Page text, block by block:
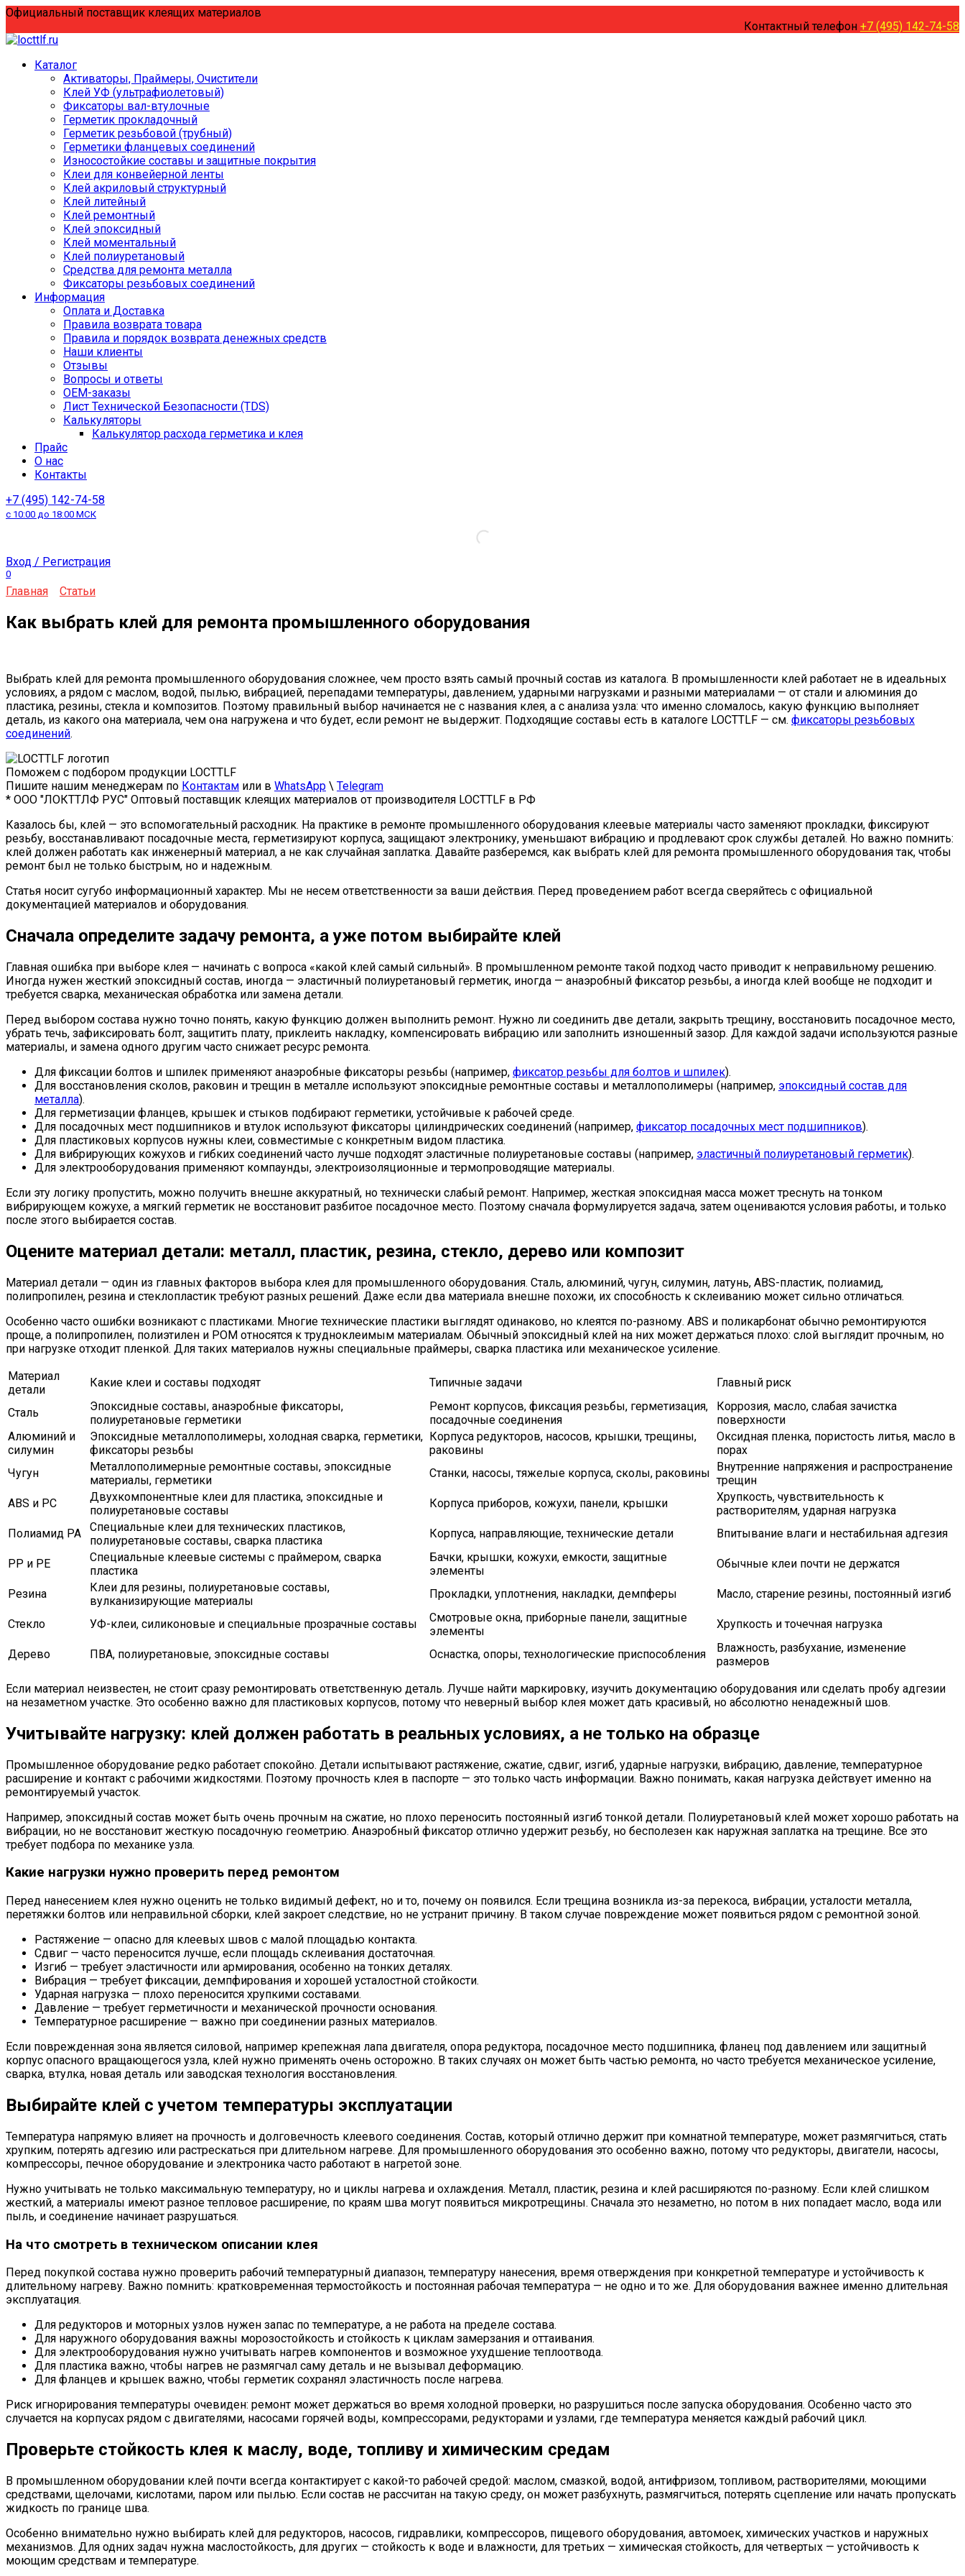
Перейти
содержанию
Официальный поставщик клеящих материалов
Контактный телефон +7 (495) 142-74-58
Каталог
Активаторы, Праймеры, Очистители
Клей УФ (ультрафиолетовый)
Фиксаторы вал-втулочные
Герметик прокладочный
Герметик резьбовой (трубный)
Герметики фланцевых соединений
Износостойкие составы и защитные покрытия
Клеи для конвейерной ленты
Клей акриловый структурный
Клей литейный
Клей ремонтный
Клей эпоксидный
Клей моментальный
Клей полиуретановый
Средства для ремонта металла
Фиксаторы резьбовых соединений
Информация
Оплата и Доставка
Правила возврата товара
Правила и порядок возврата денежных средств
Наши клиенты
Отзывы
Вопросы и ответы
OEM-заказы
Лист Технической Безопасности (TDS)
Калькуляторы
Калькулятор расхода герметика и клея
Прайс
О нас
Контакты
+7 (495) 142-74-58
с 10:00 до 18:00 МСК
Вход / Регистрация
0
Главная Статьи
Как выбрать клей для ремонта промышленного оборудования
Выбрать клей для ремонта промышленного оборудования сложнее, чем просто взять самый прочный состав из каталога. В промышленности клей работает не в идеальных
условиях, а рядом с маслом, водой, пылью, вибрацией, перепадами температуры, давлением, ударными нагрузками и разными материалами — от стали и алюминия до
пластика, резины, стекла и композитов. Поэтому правильный выбор начинается не с названия клея, а с анализа узла: что именно сломалось, какую функцию выполняет
деталь, из какого она материала, чем она нагружена и что будет, если ремонт не выдержит. Подходящие составы есть в каталоге LOCTTLF — см. фиксаторы резьбовых
соединений.
Поможем с подбором продукции LOCTTLF
Пишите нашим менеджерам по Контактам или в WhatsApp \ Telegram
* ООО "ЛОКТТЛФ РУС" Оптовый поставщик клеящих материалов от производителя LOCTTLF в РФ
Казалось бы, клей — это вспомогательный расходник. На практике в ремонте промышленного оборудования клеевые материалы часто заменяют прокладки, фиксируют
резьбу, восстанавливают посадочные места, герметизируют корпуса, защищают электронику, уменьшают вибрацию и продлевают срок службы деталей. Но важно помнить:
клей должен работать как инженерный материал, а не как случайная заплатка. Давайте разберемся, как выбрать клей для ремонта промышленного оборудования так, чтобы
ремонт был не только быстрым, но и надежным.
Статья носит сугубо информационный характер. Мы не несем ответственности за ваши действия. Перед проведением работ всегда сверяйтесь с официальной
документацией материалов и оборудования.
Сначала определите задачу ремонта, а уже потом выбирайте клей
Главная ошибка при выборе клея — начинать с вопроса «какой клей самый сильный». В промышленном ремонте такой подход часто приводит к неправильному решению.
Иногда нужен жесткий эпоксидный состав, иногда — эластичный полиуретановый герметик, иногда — анаэробный фиксатор резьбы, а иногда клей вообще не подходит и
требуется сварка, механическая обработка или замена детали.
Перед выбором состава нужно точно понять, какую функцию должен выполнить ремонт. Нужно ли соединить две детали, закрыть трещину, восстановить посадочное место,
убрать течь, зафиксировать болт, защитить плату, приклеить накладку, компенсировать вибрацию или заполнить изношенный зазор. Для каждой задачи используются разные
материалы, и замена одного другим часто снижает ресурс ремонта.
Для фиксации болтов и шпилек применяют анаэробные фиксаторы резьбы (например, фиксатор резьбы для болтов и шпилек).
Для восстановления сколов, раковин и трещин в металле используют эпоксидные ремонтные составы и металлополимеры (например, эпоксидный состав для
металла).
Для герметизации фланцев, крышек и стыков подбирают герметики, устойчивые к рабочей среде.
Для посадочных мест подшипников и втулок используют фиксаторы цилиндрических соединений (например, фиксатор посадочных мест подшипников).
Для пластиковых корпусов нужны клеи, совместимые с конкретным видом пластика.
Для вибрирующих кожухов и гибких соединений часто лучше подходят эластичные полиуретановые составы (например, эластичный полиуретановый герметик).
Для электрооборудования применяют компаунды, электроизоляционные и термопроводящие материалы.
Если эту логику пропустить, можно получить внешне аккуратный, но технически слабый ремонт. Например, жесткая эпоксидная масса может треснуть на тонком
вибрирующем кожухе, а мягкий герметик не восстановит разбитое посадочное место. Поэтому сначала формулируется задача, затем оцениваются условия работы, и только
после этого выбирается состав.
Оцените материал детали: металл, пластик, резина, стекло, дерево или композит
Материал детали — один из главных факторов выбора клея для промышленного оборудования. Сталь, алюминий, чугун, силумин, латунь, ABS-пластик, полиамид,
полипропилен, резина и стеклопластик требуют разных решений. Даже если два материала внешне похожи, их способность к склеиванию может сильно отличаться.
Особенно часто ошибки возникают с пластиками. Многие технические пластики выглядят одинаково, но клеятся по-разному. ABS и поликарбонат обычно ремонтируются
проще, а полипропилен, полиэтилен и POM относятся к трудноклеимым материалам. Обычный эпоксидный клей на них может держаться плохо: слой выглядит прочным, но
при нагрузке отходит пленкой. Для таких материалов нужны специальные праймеры, сварка пластика или механическое усиление.
Материал
детали
Какие клеи и составы подходят Типичные задачи Главный риск
Сталь
Эпоксидные составы, анаэробные фиксаторы,
полиуретановые герметики
Ремонт корпусов, фиксация резьбы, герметизация,
посадочные соединения
Коррозия, масло, слабая зачистка
поверхности
Алюминий и
силумин
Эпоксидные металлополимеры, холодная сварка, герметики,
фиксаторы резьбы
Корпуса редукторов, насосов, крышки, трещины,
раковины
Оксидная пленка, пористость литья, масло в
порах
Чугун
Металлополимерные ремонтные составы, эпоксидные
материалы, герметики
Станки, насосы, тяжелые корпуса, сколы, раковины Внутренние напряжения и распространение
трещин
ABS и PC
Двухкомпонентные клеи для пластика, эпоксидные и
полиуретановые составы
Корпуса приборов, кожухи, панели, крышки
Хрупкость, чувствительность к
растворителям, ударная нагрузка
Полиамид PA
Специальные клеи для технических пластиков,
полиуретановые составы, сварка пластика
Корпуса, направляющие, технические детали Впитывание влаги и нестабильная адгезия
PP и PE
Специальные клеевые системы с праймером, сварка
пластика
Бачки, крышки, кожухи, емкости, защитные
элементы
Обычные клеи почти не держатся
Резина
Клеи для резины, полиуретановые составы,
вулканизирующие материалы
Прокладки, уплотнения, накладки, демпферы Масло, старение резины, постоянный изгиб
Стекло УФ-клеи, силиконовые и специальные прозрачные составы
Смотровые окна, приборные панели, защитные
элементы
Хрупкость и точечная нагрузка
Дерево ПВА, полиуретановые, эпоксидные составы Оснастка, опоры, технологические приспособления
Влажность, разбухание, изменение
размеров
Если материал неизвестен, не стоит сразу ремонтировать ответственную деталь. Лучше найти маркировку, изучить документацию оборудования или сделать пробу адгезии
на незаметном участке. Это особенно важно для пластиковых корпусов, потому что неверный выбор клея может дать красивый, но абсолютно ненадежный шов.
Учитывайте нагрузку: клей должен работать в реальных условиях, а не только на образце
Промышленное оборудование редко работает спокойно. Детали испытывают растяжение, сжатие, сдвиг, изгиб, ударные нагрузки, вибрацию, давление, температурное
расширение и контакт с рабочими жидкостями. Поэтому прочность клея в паспорте — это только часть информации. Важно понимать, какая нагрузка действует именно на
ремонтируемый участок.
Например, эпоксидный состав может быть очень прочным на сжатие, но плохо переносить постоянный изгиб тонкой детали. Полиуретановый клей может хорошо работать на
вибрации, но не восстановит жесткую посадочную геометрию. Анаэробный фиксатор отлично удержит резьбу, но бесполезен как наружная заплатка на трещине. Все это
требует подбора по механике узла.
Какие нагрузки нужно проверить перед ремонтом
Перед нанесением клея нужно оценить не только видимый дефект, но и то, почему он появился. Если трещина возникла из-за перекоса, вибрации, усталости металла,
перетяжки болтов или неправильной сборки, клей закроет следствие, но не устранит причину. В таком случае повреждение может появиться рядом с ремонтной зоной.
Растяжение — опасно для клеевых швов с малой площадью контакта.
Сдвиг — часто переносится лучше, если площадь склеивания достаточная.
Изгиб — требует эластичности или армирования, особенно на тонких деталях.
Вибрация — требует фиксации, демпфирования и хорошей усталостной стойкости.
Ударная нагрузка — плохо переносится хрупкими составами.
Давление — требует герметичности и механической прочности основания.
Температурное расширение — важно при соединении разных материалов.
Если поврежденная зона является силовой, например крепежная лапа двигателя, опора редуктора, посадочное место подшипника, фланец под давлением или защитный
корпус опасного вращающегося узла, клей нужно применять очень осторожно. В таких случаях он может быть частью ремонта, но часто требуется механическое усиление,
сварка, втулка, новая деталь или заводская технология восстановления.
Выбирайте клей с учетом температуры эксплуатации
Температура напрямую влияет на прочность и долговечность клеевого соединения. Состав, который отлично держит при комнатной температуре, может размягчиться, стать
хрупким, потерять адгезию или растрескаться при длительном нагреве. Для промышленного оборудования это особенно важно, потому что редукторы, двигатели, насосы,
компрессоры, печное оборудование и электроника часто работают в нагретой зоне.
Нужно учитывать не только максимальную температуру, но и циклы нагрева и охлаждения. Металл, пластик, резина и клей расширяются по-разному. Если клей слишком
жесткий, а материалы имеют разное тепловое расширение, по краям шва могут появиться микротрещины. Сначала это незаметно, но потом в них попадает масло, вода или
пыль, и соединение начинает разрушаться.
На что смотреть в техническом описании клея
Перед покупкой состава нужно проверить рабочий температурный диапазон, температуру нанесения, время отверждения при конкретной температуре и устойчивость к
длительному нагреву. Важно помнить: кратковременная термостойкость и постоянная рабочая температура — не одно и то же. Для оборудования важнее именно длительная
эксплуатация.
Для редукторов и моторных узлов нужен запас по температуре, а не работа на пределе состава.
Для наружного оборудования важны морозостойкость и стойкость к циклам замерзания и оттаивания.
Для электрооборудования нужно учитывать нагрев компонентов и возможное ухудшение теплоотвода.
Для пластика важно, чтобы нагрев не размягчал саму деталь и не вызывал деформацию.
Для фланцев и крышек важно, чтобы герметик сохранял эластичность после нагрева.
Риск игнорирования температуры очевиден: ремонт может держаться во время холодной проверки, но разрушиться после запуска оборудования. Особенно часто это
случается на корпусах рядом с двигателями, насосами горячей воды, компрессорами, редукторами и узлами, где температура меняется каждый рабочий цикл.
Проверьте стойкость клея к маслу, воде, топливу и химическим средам
В промышленном оборудовании клей почти всегда контактирует с какой-то рабочей средой: маслом, смазкой, водой, антифризом, топливом, растворителями, моющими
средствами, щелочами, кислотами, паром или пылью. Если состав не рассчитан на такую среду, он может разбухнуть, размягчиться, потерять сцепление или начать пропускать
жидкость по границе шва.
Особенно внимательно нужно выбирать клей для редукторов, насосов, гидравлики, компрессоров, пищевого оборудования, автомоек, химических участков и наружных
механизмов. Для одних задач нужна маслостойкость, для других — стойкость к воде и влажности, для третьих — химическая стойкость, для четвертых — устойчивость к
моющим средствам и температуре.